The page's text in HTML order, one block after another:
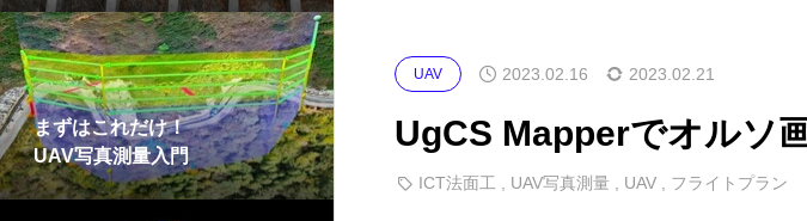
まずはこれだけ！
UAV写真測量入門
UAV 2023.02.16 2023.02.21
UgCS Mapperでオルソ
ICT法面工 , UAV写真測量 , UAV , フライトプラン